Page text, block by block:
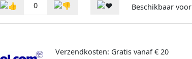
0 Beschikbaar voor
Verzendkosten: Gratis vanaf € 20